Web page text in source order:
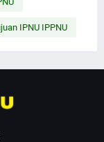
IPNU IPPNU